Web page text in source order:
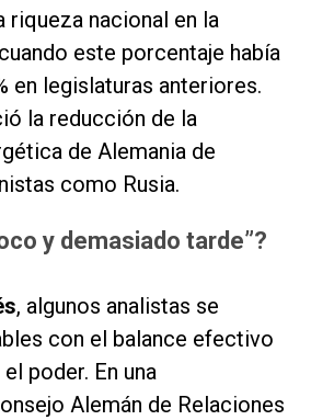
riqueza nacional en la
este porcentaje había
en legislaturas anteriores.
la reducción de la
de Alemania de
como Rusia.
y demasiado tarde”?
, algunos analistas se
con el balance efectivo
poder. En una
Alemán de Relaciones